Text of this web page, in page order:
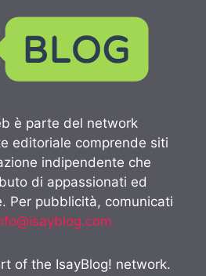
è parte del network
editoriale comprende siti
indipendente che
di appassionati ed
Per pubblicità, comunicati
of the IsayBlog! network.